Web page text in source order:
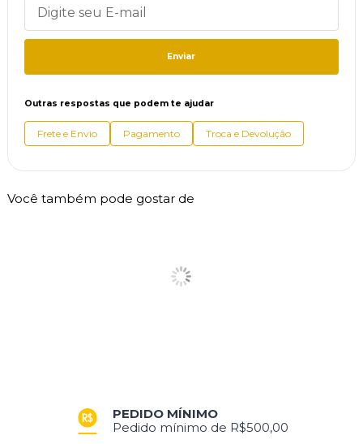
Enviar
Outras respostas que podem te ajudar
Frete e Envio Pagamento Troca e Devolução
Você também pode gostar de
PRODUÇÃO PRÓPRIA
Produtos exclusivos criados para você